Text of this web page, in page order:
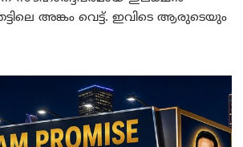
അങ്കം വെട്ട്. ഇവിടെ ആരുടെയും